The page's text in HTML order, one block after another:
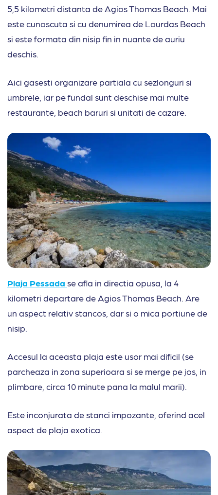
5,5 kilometri distanta de Agios Thomas Beach. Mai
este cunoscuta si cu denumirea de Lourdas Beach
si este formata din nisip fin in nuante de auriu
deschis.
Aici gasesti organizare partiala cu sezlonguri si
umbrele, iar pe fundal sunt deschise mai multe
restaurante, beach baruri si unitati de cazare.
Plaja Pessada se afla in directia opusa, la 4
kilometri departare de Agios Thomas Beach. Are
un aspect relativ stancos, dar si o mica portiune de
nisip.
Accesul la aceasta plaja este usor mai dificil (se
parcheaza in zona superioara si se merge pe jos, in
plimbare, circa 10 minute pana la malul marii).
Este inconjurata de stanci impozante, oferind acel
aspect de plaja exotica.